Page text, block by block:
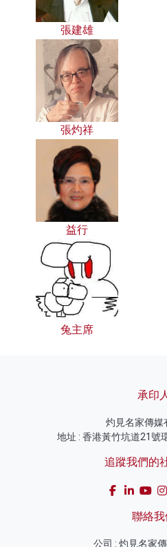
張建雄
張灼祥
益行
兔主席
承印人
灼見名家傳媒
地址 : 香港黃竹坑道21號
追蹤我們的
聯絡我
公司 : 灼見名家